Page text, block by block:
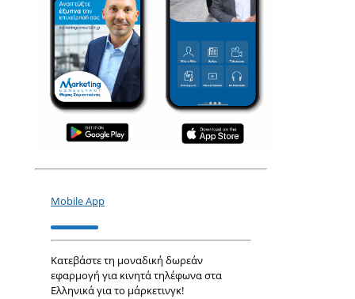
Mobile App
Κατεβάστε τη μοναδική δωρεάν
εφαρμογή για κινητά τηλέφωνα στα
Ελληνικά για το μάρκετινγκ!